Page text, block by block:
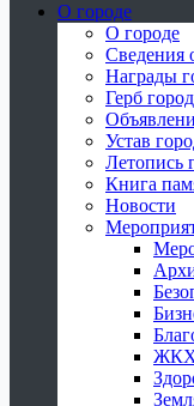
О городе
О городе
Сведения
Награды
Герб
Устав
Летопись
Книга
Новости